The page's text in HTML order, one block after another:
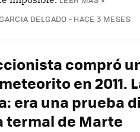
DELGADO HACE 3 MESES
compró
en 2011.
era una prueba
termal de Marte